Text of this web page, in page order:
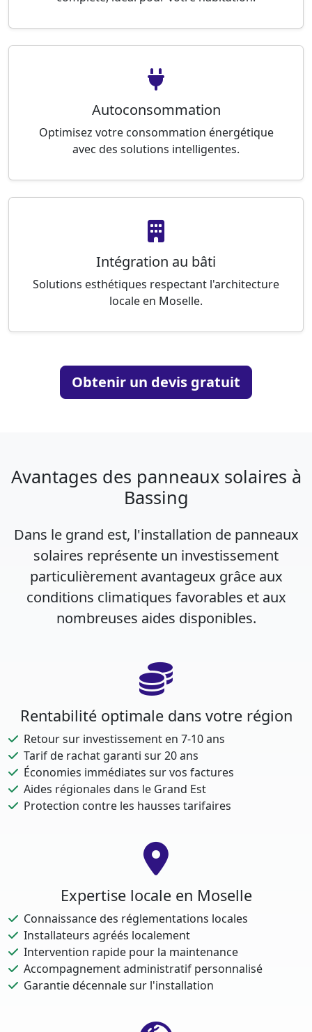
Autoconsommation
Optimisez votre consommation énergétique
avec des solutions intelligentes.
Intégration au bâti
Solutions esthétiques respectant l'architecture
locale en Moselle.
Obtenir un devis gratuit
Avantages des panneaux solaires à
Bassing
Dans le grand est, l'installation de panneaux
solaires représente un investissement
particulièrement avantageux grâce aux
conditions climatiques favorables et aux
nombreuses aides disponibles.
Rentabilité optimale dans votre région
Retour sur investissement en 7-10 ans
Tarif de rachat garanti sur 20 ans
Économies immédiates sur vos factures
Aides régionales dans le Grand Est
Protection contre les hausses tarifaires
Expertise locale en Moselle
Connaissance des réglementations locales
Installateurs agréés localement
Intervention rapide pour la maintenance
Accompagnement administratif personnalisé
Garantie décennale sur l'installation